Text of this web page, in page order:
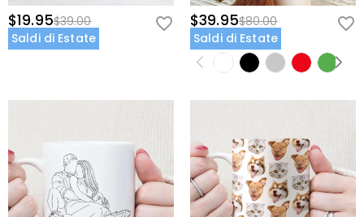
$19.95$39.00
Saldi di Estate
$39.95$80.00
Saldi di Estate